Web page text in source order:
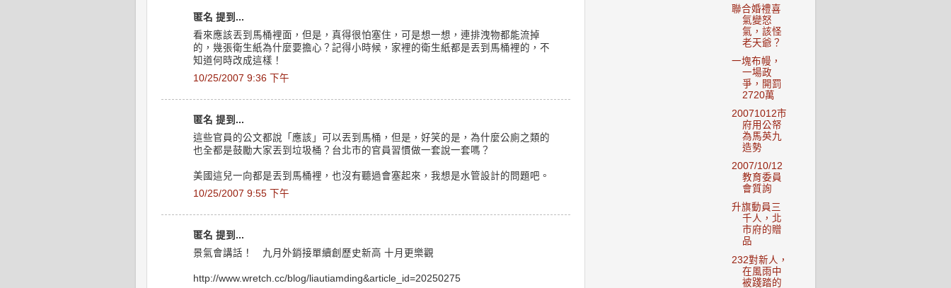
匿名 提到...
看來應該丟到馬桶裡面，但是，真得很怕塞住，可是想一想，連排洩物都能流掉
的，幾張衛生紙為什麼要擔心？記得小時候，家裡的衛生紙都是丟到馬桶裡的，不
知道何時改成這樣！
10/25/2007 9:36 下午
匿名 提到...
這些官員的公文都說「應該」可以丟到馬桶，但是，好笑的是，為什麼公廁之類的
也全都是鼓勵大家丟到垃圾桶？台北市的官員習慣做一套說一套嗎？
美國這兒一向都是丟到馬桶裡，也沒有聽過會塞起來，我想是水管設計的問題吧。
10/25/2007 9:55 下午
匿名 提到...
景氣會講話！ 九月外銷接單續創歷史新高 十月更樂觀
http://www.wretch.cc/blog/liautiamding&article_id=20250275
聯合婚禮喜
氣變怒
氣，該怪
老天爺？
一塊布幔，
一場政
爭，開罰
2720萬
20071012市
府用公帑
為馬英九
造勢
2007/10/12
教育委員
會質詢
升旗動員三
千人，北
市府的贈
品
232對新人，
在風雨中
被踐踏的